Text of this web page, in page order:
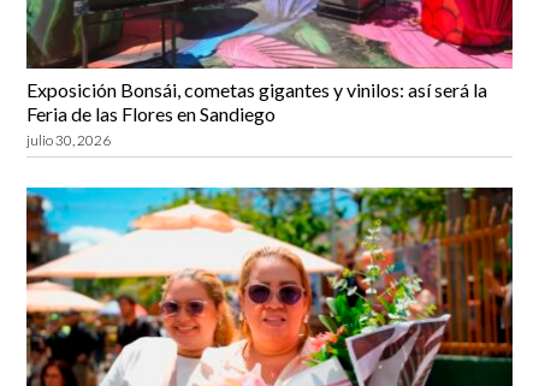
Exposición Bonsái, cometas gigantes y vinilos: así será la
Feria de las Flores en Sandiego
julio 30, 2026